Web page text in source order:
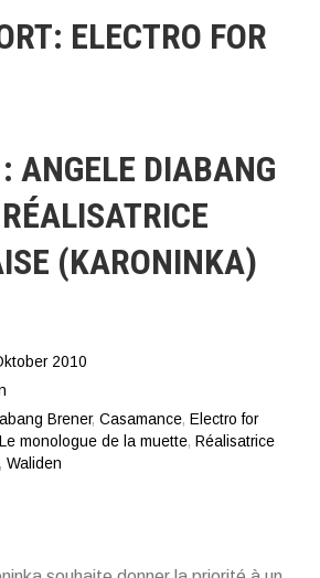
ELECTRO FOR
ANGELE DIABANG
(KARONINKA)
2010
Brener,Casamance, Electro for
Le monologue de la muette, Réalisatrice
,Waliden